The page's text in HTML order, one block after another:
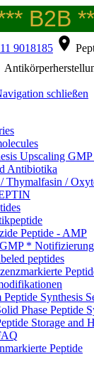
B2B
9018185
schließen
Upscaling GMP
Antibiotika
Thymalfasin /
Peptide - AMP
*
peptides
Peptide Synthesis
Phase Peptide
Storage and
Peptide